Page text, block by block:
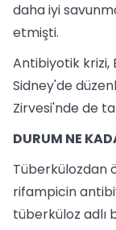
daha iyi
etmişti.
Antibiyotik krizi,
Sidney'de
Zirvesi'nde de
DURUM NE
Tüberkülozdan
rifampicin
tüberküloz adlı